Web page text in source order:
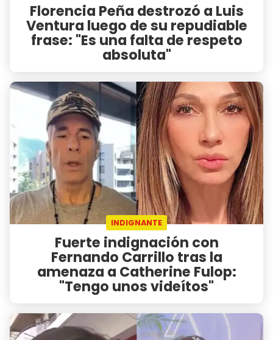
Florencia Peña destrozó a Luis
Ventura luego de su repudiable
frase: "Es una falta de respeto
absoluta"
INDIGNANTE
Fuerte indignación con
Fernando Carrillo tras la
amenaza a Catherine Fulop:
"Tengo unos videítos"